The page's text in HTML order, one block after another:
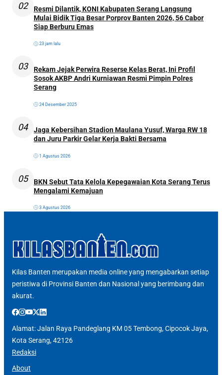
02
Resmi Dilantik, KONI Kabupaten Serang Langsung
Mulai Bidik Tiga Besar Porprov Banten 2026, 56 Cabor
Siap Berburu Emas
23 jam lalu
03
Rekam Jejak Perwira Reserse Kelas Berat, Ini Profil
Sosok AKBP Andri Kurniawan Resmi Pimpin Polres
Serang
24 Desember 2025
04
Jaga Kebersihan Stadion Maulana Yusuf, Warga RW 18
dan Juru Parkir Gelar Kerja Bakti Bersama
1 Agustus 2026
05
BKN Sebut Tata Kelola Kepegawaian Kota Serang Terus
Mengalami Kemajuan
3 Agustus 2026
Kilas Banten merupakan media online yang mengabarkan setiap
peristiwa di Provinsi Banten dan Nasional yang berimbang dan
akurat.
Alamat: Jalan Raya Pandeglang KM 05 Tembong, Cipocok Jaya,
Kota Serang, 42126
Redaksi
About